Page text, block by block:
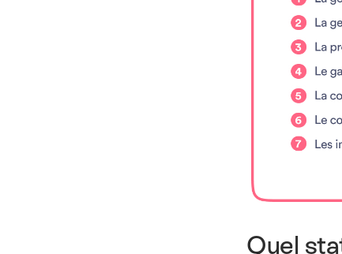
Quel